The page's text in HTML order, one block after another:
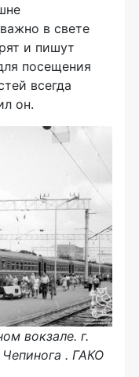
в свете
и пишут
посещения
всегда
он.
вокзале. г.
Чепинога . ГАКО